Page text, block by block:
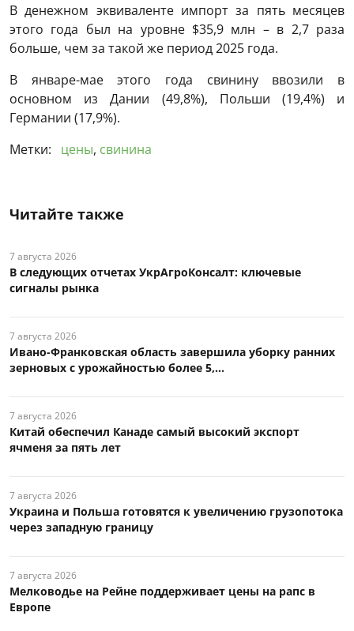
В денежном эквиваленте импорт за пять месяцев
этого года был на уровне $35,9 млн – в 2,7 раза
больше, чем за такой же период 2025 года.
В январе-мае этого года свинину ввозили в
основном из Дании (49,8%), Польши (19,4%) и
Германии (17,9%).
Метки:
цены, свинина
Читайте также
7 августа 2026
В следующих отчетах УкрАгроКонсалт: ключевые
сигналы рынка
7 августа 2026
Ивано-Франковская область завершила уборку ранних
зерновых с урожайностью более 5,...
7 августа 2026
Китай обеспечил Канаде самый высокий экспорт
ячменя за пять лет
7 августа 2026
Украина и Польша готовятся к увеличению грузопотока
через западную границу
7 августа 2026
Мелководье на Рейне поддерживает цены на рапс в
Европе